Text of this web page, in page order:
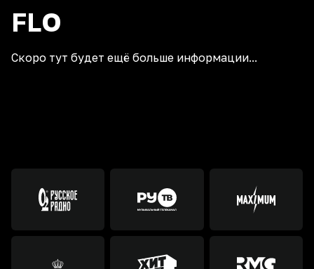
FLO
Скоро тут будет ещё больше информации...